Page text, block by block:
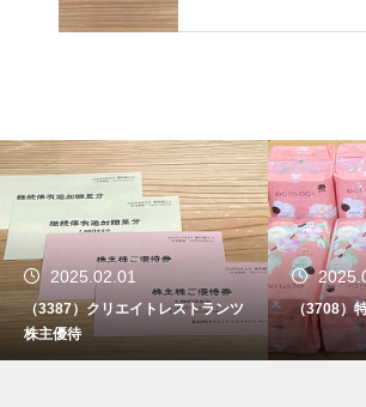
2025.02.01
（3387）クリエイトレストランツ
株主優待
（3708）